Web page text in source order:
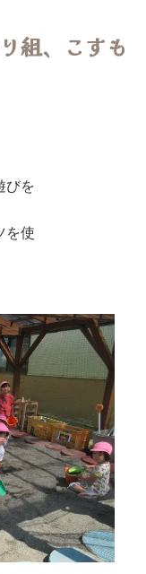
組、こすも
びを
を使